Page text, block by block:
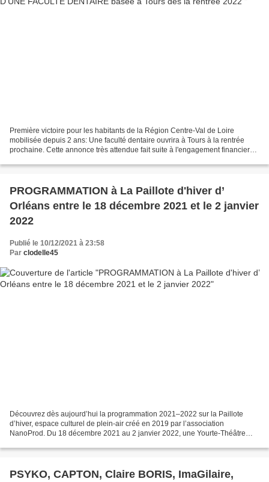
Première victoire pour les habitants de la Région Centre-Val de Loire
mobilisée depuis 2 ans: Une faculté dentaire ouvrira à Tours à la rentrée
prochaine. Cette annonce très attendue fait suite à l'engagement financier
PROGRAMMATION à La Paillote d'hiver d’
Orléans entre le 18 décembre 2021 et le 2 janvier
2022
Publié le 10/12/2021 à 23:58
Par clodelle45
Découvrez dès aujourd’hui la programmation 2021–2022 sur la Paillote
d’hiver, espace culturel de plein-air créé en 2019 par l’association
NanoProd. Du 18 décembre 2021 au 2 janvier 2022, une Yourte-Théâtre
PSYKO, CAPTON, Claire BORIS, ImaGilaire,